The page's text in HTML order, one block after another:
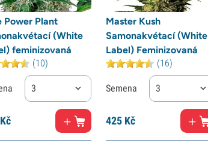
Power Plant
(White
feminizovaná
(10)
3
Kč
Master Kush
Samonakvétací (White
Label) Feminizovaná
(16)
Semena 3
425 Kč